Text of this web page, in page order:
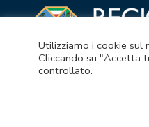
Utilizziamo i cookie
Cliccando su "Accetta
controllato.